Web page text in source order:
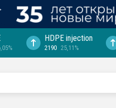
HDPE injection
2190 25,11%